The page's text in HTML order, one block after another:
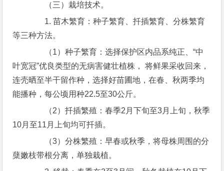
（三）栽培技术。
1. 苗木繁育：种子繁育、扦插繁育、分株繁育
等三种方法。
（1）种子繁育：选择保护区内品系纯正、“中
叶宽冠”优良类型的无病害健壮植株， 将鲜果采收回来，
连壳晒至半干留作种，选择好苗圃地，在春、秋两季均
能播种，每公顷用种22.5至30公斤。
（2）扦插繁殖：春季2月下旬至3月上旬，秋季
10月至11月上旬均可扦插。
（3）分株繁殖：早春或秋季，将母株周围的分
蘖嫩枝带根分离，单独栽植。